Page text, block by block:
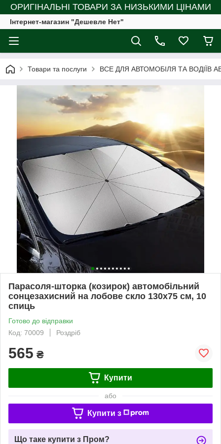
ОРИГІНАЛЬНІ ТОВАРИ ЗА НИЗЬКИМИ ЦІНАМИ
Інтернет-магазин "Дешевле Нет"
Товари та послуги ВСЕ ДЛЯ АВТОМОБІЛЯ ТА ВОДІЇВ
Парасоля-шторка (козирок) автомобільний
сонцезахисний на лобове скло 130х75 см, 10
спиць
Готово до відправки
Код: 70009
Роздріб
565 ₴
Купити
або
Купити з
Що таке купити з Пром?